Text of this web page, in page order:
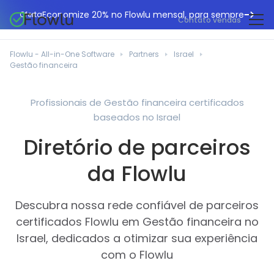
OfertaEconomize 20% no Flowlu mensal, para sempre
Contato vendas
Gestão de projetos
Faturação online
Ferramentas de colaboração
Gestão financeira
Projetos ágeis
Base de conhecimento
Agências de marketing
Departamentos de TI
Profissionais jurídicos
Instituições educacionais
Empresas de fabrico
Pequenos negócios
Planeadores de eventos
Central de ajuda
Estudos de caso
Casos de utilização
Ferramentas gratuitas
Português
Flowlu - All-in-One Software Partners
Israel
Gestão financeira
Profissionais de Gestão financeira certificados
baseados no Israel
Diretório de parceiros
da Flowlu
Descubra nossa rede confiável de parceiros
certificados Flowlu em Gestão financeira no
Israel, dedicados a otimizar sua experiência
com o Flowlu